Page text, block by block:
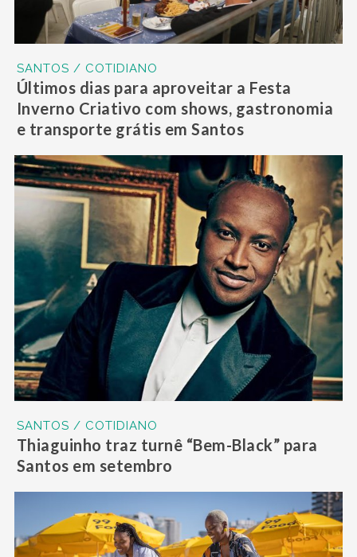
SANTOS / COTIDIANO
Últimos dias para aproveitar a Festa
Inverno Criativo com shows, gastronomia
e transporte grátis em Santos
SANTOS / COTIDIANO
Thiaguinho traz turnê “Bem-Black” para
Santos em setembro